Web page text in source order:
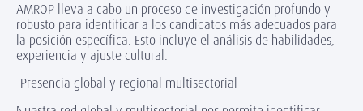
AMROP lleva a cabo un proceso de investigación profundo y
robusto para identificar a los candidatos más adecuados para
la posición específica. Esto incluye el análisis de habilidades,
experiencia y ajuste cultural.
-Presencia global y regional multisectorial